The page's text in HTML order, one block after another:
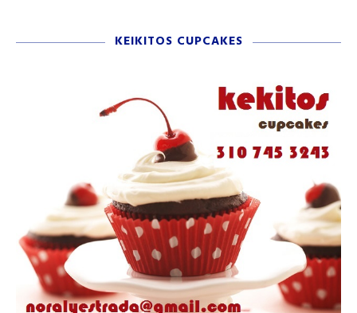
KEIKITOS CUPCAKES